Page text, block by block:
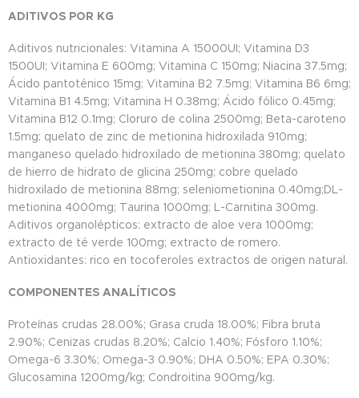
ADITIVOS POR KG
Aditivos nutricionales: Vitamina A 15000UI; Vitamina D3
1500UI; Vitamina E 600mg; Vitamina C 150mg; Niacina 37.5mg;
Ácido pantoténico 15mg; Vitamina B2 7.5mg; Vitamina B6 6mg;
Vitamina B1 4.5mg; Vitamina H 0.38mg; Ácido fólico 0.45mg;
Vitamina B12 0.1mg; Cloruro de colina 2500mg; Beta-caroteno
1.5mg; quelato de zinc de metionina hidroxilada 910mg;
manganeso quelado hidroxilado de metionina 380mg; quelato
de hierro de hidrato de glicina 250mg; cobre quelado
hidroxilado de metionina 88mg; seleniometionina 0.40mg;DL-
metionina 4000mg; Taurina 1000mg; L-Carnitina 300mg.
Aditivos organolépticos: extracto de aloe vera 1000mg;
extracto de té verde 100mg; extracto de romero.
Antioxidantes: rico en tocoferoles extractos de origen natural.
COMPONENTES ANALÍTICOS
Proteínas crudas 28.00%; Grasa cruda 18.00%; Fibra bruta
2.90%; Cenizas crudas 8.20%; Calcio 1.40%; Fósforo 1.10%;
Omega-6 3.30%; Omega-3 0.90%; DHA 0.50%; EPA 0.30%;
Glucosamina 1200mg/kg; Condroitina 900mg/kg.